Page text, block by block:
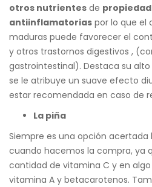
otros nutrientes de
antiinflamatorias por lo que el
maduras puede favorecer el
y otros trastornos digestivos ,
gastrointestinal). Destaca su
se le atribuye un suave efecto
estar recomendada en caso de
La piña
Siempre es una opción
cuando hacemos la compra, ya
cantidad de vitamina C y en
vitamina A y betacarotenos.